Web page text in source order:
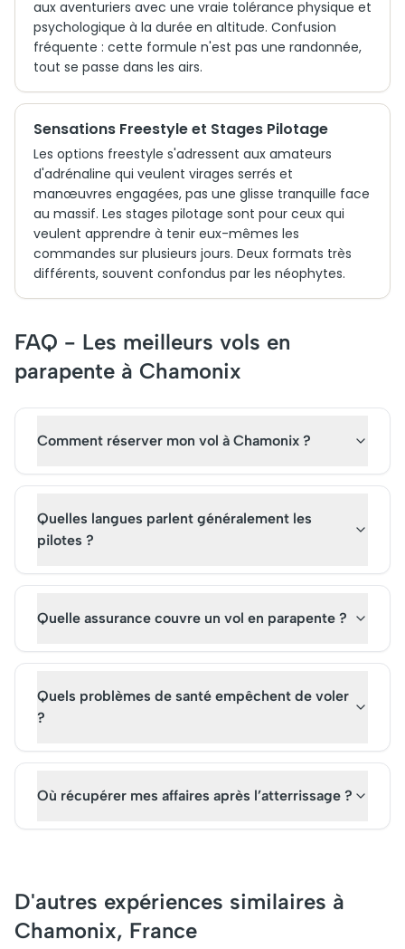
aux aventuriers avec une vraie tolérance physique et
psychologique à la durée en altitude. Confusion
fréquente : cette formule n'est pas une randonnée,
tout se passe dans les airs.
Sensations Freestyle et Stages Pilotage
Les options freestyle s'adressent aux amateurs
d'adrénaline qui veulent virages serrés et
manœuvres engagées, pas une glisse tranquille face
au massif. Les stages pilotage sont pour ceux qui
veulent apprendre à tenir eux-mêmes les
commandes sur plusieurs jours. Deux formats très
différents, souvent confondus par les néophytes.
FAQ - Les meilleurs vols en
parapente à Chamonix
Comment réserver mon vol à Chamonix ?
Quelles langues parlent généralement les
pilotes ?
Quelle assurance couvre un vol en parapente ?
Quels problèmes de santé empêchent de voler
?
Où récupérer mes affaires après l’atterrissage ?
D'autres expériences similaires à
Chamonix, France